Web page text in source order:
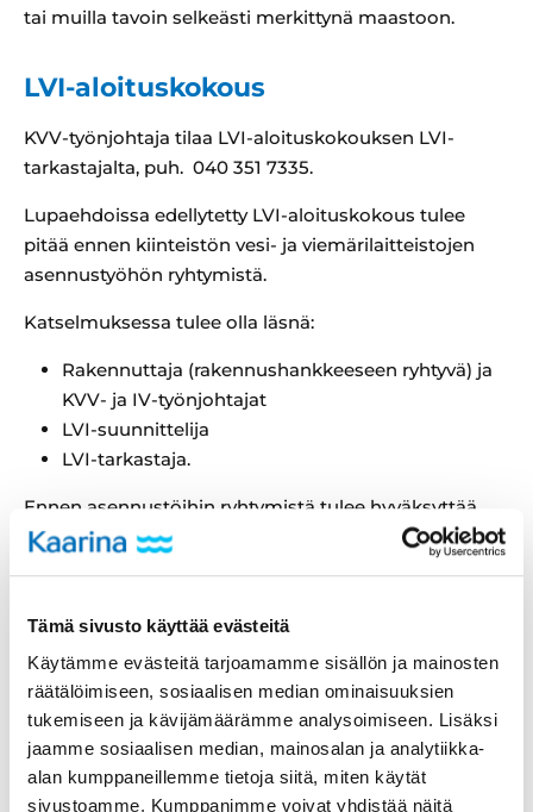
Tämä sivusto käyttää evästeitä
Käytämme evästeitä tarjoamamme sisällön ja mainosten
räätälöimiseen, sosiaalisen median ominaisuuksien
tukemiseen ja kävijämäärämme analysoimiseen. Lisäksi
jaamme sosiaalisen median, mainosalan ja analytiikka-
alan kumppaneillemme tietoja siitä, miten käytät
sivustoamme. Kumppanimme voivat yhdistää näitä
tai muilla tavoin selkeästi merkittynä maastoon.
LVI-aloituskokous
KVV-työnjohtaja tilaa LVI-aloituskokouksen LVI-
tarkastajalta, puh. 040 351 7335.
Lupaehdoissa edellytetty LVI-aloituskokous tulee
pitää ennen kiinteistön vesi- ja viemärilaitteistojen
asennustyöhön ryhtymistä.
Katselmuksessa tulee olla läsnä:
Rakennuttaja (rakennushankkeeseen ryhtyvä) ja
KVV- ja IV-työnjohtajat
LVI-suunnittelija
LVI-tarkastaja.
Ennen asennustöihin ryhtymistä tulee hyväksyttää
KVV- ja IV-työnjohtajat sekä lisätä lupapisteeseen
hankkeen LVI-suunnitelmat. Vastaavilta työnjohtajilta
Sijaintikatselmus
VTJ tilaa sijaintikatselmuksensähköpostilla
rpm@kaarina.fi.
Sijaintikatselmus tulee tilata heti kun rakennuksen